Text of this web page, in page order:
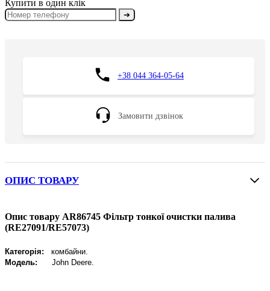
Купити в один клік
➔
+38 044 364-05-64
Замовити дзвінок
ОПИС ТОВАРУ
Опис товару AR86745 Фільтр тонкої очистки палива
(RE27091/RE57073)
Категорія: комбайни.
Модель: John Deere.